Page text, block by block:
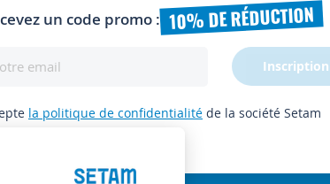
un code promo : 10% DE RÉDUCTION
la politique de confidentialité de la société Setam
Inscription